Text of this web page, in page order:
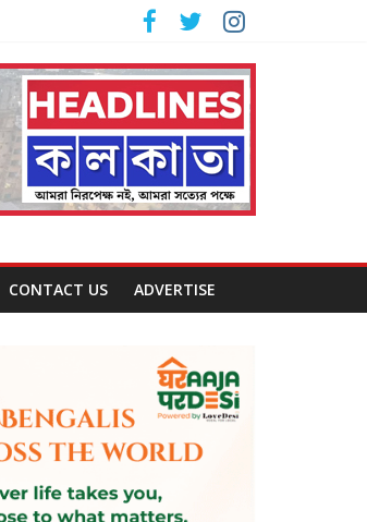
CONTACT US ADVERTISE